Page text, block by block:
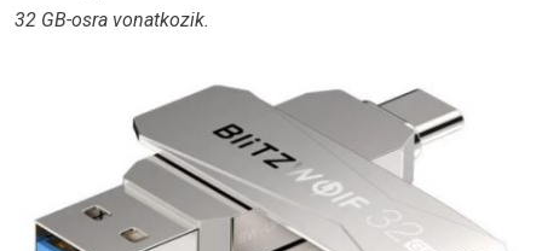
32 GB-osra vonatkozik.